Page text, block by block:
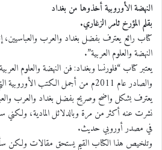
النهضة الأوروبية أخذوها من بغداد
بقلم المؤرخ ثامر الزغاري.
كتاب رائع يعترف بفضل بغداد والعرب والعباسيين،
النهضة والعلوم العربية”.
يعتبر كتاب “فلورنسا وبغداد: فن النهضة والعلوم
يعترف بشكل واضح وصريح بفضل بغداد والعرب
نشرت عنه أكثر من مرة وبالدلائل المادية،
في مصدر أوروبي حديث.